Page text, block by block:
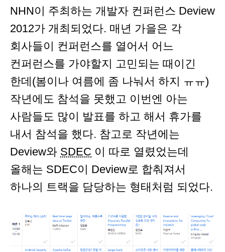
NHN이 주최하는 개발자 컨퍼런스 Deview
2012가 개최되었다. 매년 가을은 각
회사들이 컨퍼런스를 열어서 어느
컨퍼런스를 가야할지 고민되는 때이긴
한데(봄이나 여름에 좀 나눠서 하지 ㅠㅠ)
작년에도 참석을 못했고 이번엔 아는
사람들도 많이 발표를 하고 해서 휴가를
내서 참석을 했다. 참고로 작년에는
Deview와 SDEC 이 따로 열렸었는데
올해는 SDEC이 Deview로 합춰져서
하나의 트랙을 담당하는 형태처럼 되었다.